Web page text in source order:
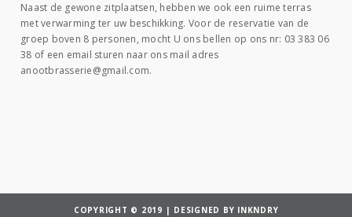
Naast de gewone zitplaatsen, hebben we ook een ruime terras
met verwarming ter uw beschikking. Voor de reservatie van de
groep boven 8 personen, mocht U ons bellen op ons nr: 03 383 06
38 of een email sturen naar ons mail adres
anootbrasserie@gmail.com.
COPYRIGHT © 2019 | DESIGNED BY INKNDRY